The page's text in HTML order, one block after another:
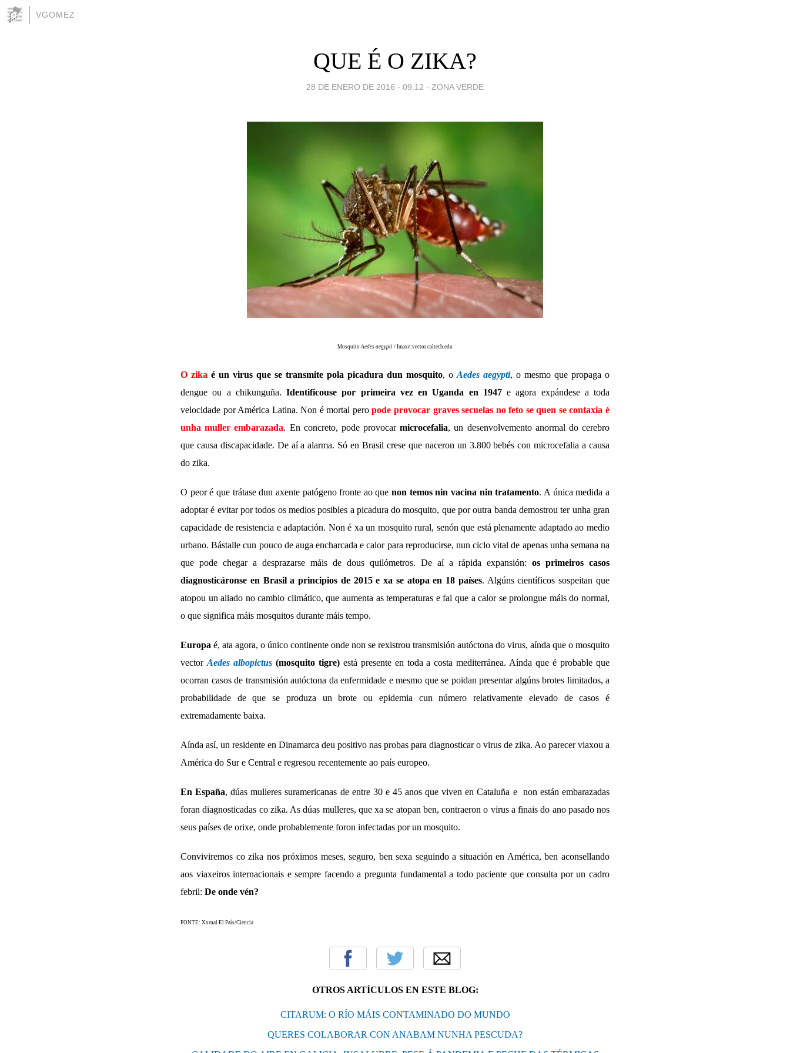
VGOMEZ
QUE É O ZIKA?
28 DE ENERO DE 2016 - 09:12 - ZONA VERDE
Mosquito Aedes aegypti / Imaxe:vector.caltech.edu
O zika é un virus que se transmite pola picadura dun mosquito, o Aedes aegypti, o mesmo que propaga o
dengue ou a chikunguña. Identificouse por primeira vez en Uganda en 1947e agora expándese a toda
velocidade por América Latina. Non é mortal peropode provocar graves secuelas no feto se quen se contaxia é
unha muller embarazada. En concreto, pode provocarmicrocefalia, un desenvolvemento anormal do cerebro
que causa discapacidade. De aí a alarma. Só en Brasil crese que naceron un 3.800 bebés con microcefalia a causa
do zika.
O peor é que trátase dun axente patógeno fronte ao quenon temos nin vacina nin tratamento. A única medida a
adoptar é evitar por todos os medios posibles a picadura do mosquito, que por outra banda demostrou ter unha gran
capacidade de resistencia e adaptación. Non é xa un mosquito rural, senón que está plenamente adaptado ao medio
urbano. Bástalle cun pouco de auga encharcada e calor para reproducirse, nun ciclo vital de apenas unha semana na
que pode chegar a desprazarse máis de dous quilómetros. De aí a rápida expansión: os primeiros casos
diagnosticáronse en Brasil a principios de 2015 e xa se atopa en 18 países. Algúns científicos sospeitan que
atopou un aliado no cambio climático, que aumenta as temperaturas e fai que a calor se prolongue máis do normal,
o que significa máis mosquitos durante máis tempo.
Europa é, ata agora, o único continente onde non se rexistrou transmisión autóctona do virus, aínda que o mosquito
vector Aedes albopictus(mosquito tigre)está presente en toda a costa mediterránea. Aínda que é probable que
ocorran casos de transmisión autóctona da enfermidade e mesmo que se poidan presentar algúns brotes limitados, a
probabilidade de que se produza un brote ou epidemia cun número relativamente elevado de casos é
extremadamente baixa.
Aínda así, un residente en Dinamarca deu positivo nas probas para diagnosticar o virus de zika. Ao parecer viaxou a
América do Sur e Central e regresou recentemente ao país europeo.
En España, dúas mulleres suramericanas de entre 30 e 45 anos que viven en Cataluña e non están embarazadas
foran diagnosticadas co zika. As dúas mulleres, que xa se atopan ben, contraeron o virus a finais do ano pasado nos
seus países de orixe, onde probablemente foron infectadas por un mosquito.
Conviviremos co zika nos próximos meses, seguro, ben sexa seguindo a situación en América, ben aconsellando
aos viaxeiros internacionais e sempre facendo a pregunta fundamental a todo paciente que consulta por un cadro
febril: De onde vén?
FONTE: Xornal El País/Ciencia
OTROS ARTÍCULOS EN ESTE BLOG:
CITARUM: O RÍO MÁIS CONTAMINADO DO MUNDO
QUERES COLABORAR CON ANABAM NUNHA PESCUDA?